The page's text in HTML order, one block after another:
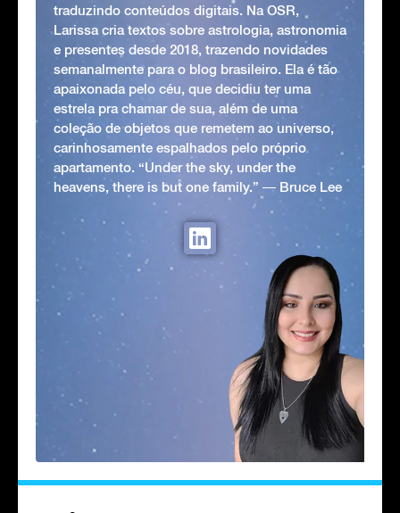
traduzindo conteúdos digitais. Na OSR,
Larissa cria textos sobre astrologia, astronomia
e presentes desde 2018, trazendo novidades
semanalmente para o blog brasileiro. Ela é tão
apaixonada pelo céu, que decidiu ter uma
estrela pra chamar de sua, além de uma
coleção de objetos que remetem ao universo,
carinhosamente espalhados pelo próprio
apartamento. “Under the sky, under the
heavens, there is but one family.” ― Bruce Lee